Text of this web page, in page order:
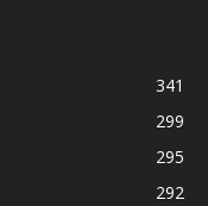
341
299
295
292